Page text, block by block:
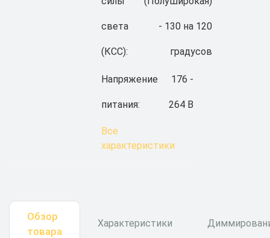
света
(КСС):
- 130 на 120
градусов
Напряжение
питания:
176 -
264 В
Все
характеристики
Обзор
товара
Характеристики